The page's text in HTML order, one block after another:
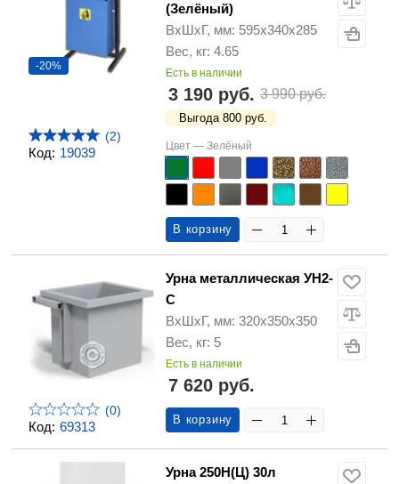
Код: 19039
-20%
(2)
(Зелёный)
ВхШхГ, мм: 595х340х285
Вес, кг: 4.65
Есть в наличии
3 190 руб. 3 990 руб.
Выгода 800 руб.
Цвет — Зелёный
В корзину
Код: 69313
(0)
Урна металлическая УН2-
С
ВхШхГ, мм: 320х350х350
Вес, кг: 5
Есть в наличии
7 620 руб.
В корзину
Урна 250Н(Ц) 30л